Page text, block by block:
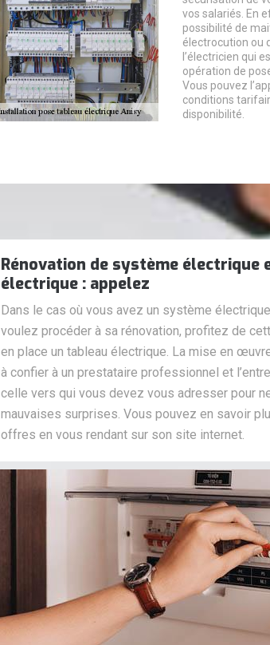
vos salariés. En
possibilité de
électrocution ou
l’électricien qui
opération de
Vous pouvez
conditions
disponibilité.
Rénovation de système électrique
électrique : appelez
Dans le cas où vous avez un système
voulez procéder à sa rénovation, profitez de
en place un tableau électrique. La mise en
à confier à un prestataire professionnel et
celle vers qui vous devez vous adresser pour
mauvaises surprises. Vous pouvez en savoir
offres en vous rendant sur son site internet.